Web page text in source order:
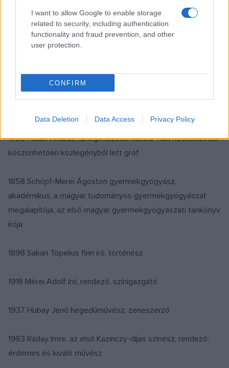
I want to allow Google to enable storage
related to security, including authentication
functionality and fraud prevention, and other
user protection.
CONFIRM
Data Deletion Data Access Privacy Policy
1946 Liza Minnelli Oscar-díjas amerikai énekesnő, színésznő
1948 Dienes Gábor Munkácsy Mihály-díjas festő, érdemes
Borza TerézFerenczy Noémi-díjas iparművész
1790 Hadik András, „a legvitézebb huszár”, aki hőstetteinek
köszönhetően közlegényből lett gróf
1858 Schöpf-Merei Ágoston gyermekgyógyász,
akadémikus, a magyar tudományos gyermekgyógyászat
megalapítója, az első magyar gyermekgyógyászati tankönyv
írója
1898 Sakari Topelius finn író, történész
1918 Mérei Adolf író, rendező, színigazgató
1937 Hubay Jenő hegedűművész, zeneszerző
1983 Ráday Imre, az első Kazinczy-díjas színész, rendező,
érdemes és kiváló művész